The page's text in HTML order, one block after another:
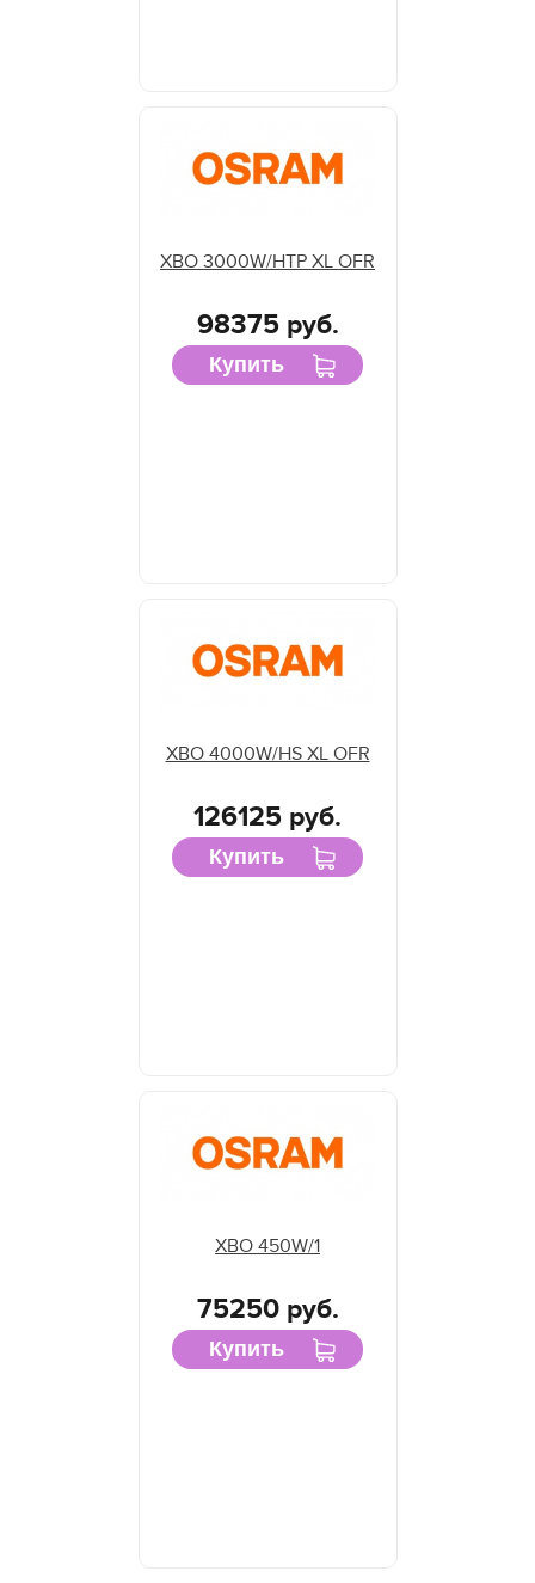
XBO 3000W/HTP XL OFR
98375 руб.
Купить
XBO 4000W/HS XL OFR
126125 руб.
Купить
XBO 450W/1
75250 руб.
Купить